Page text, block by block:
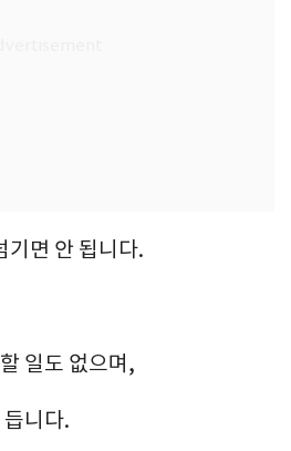
기면 안 됩니다.
일도 없으며,
니다.